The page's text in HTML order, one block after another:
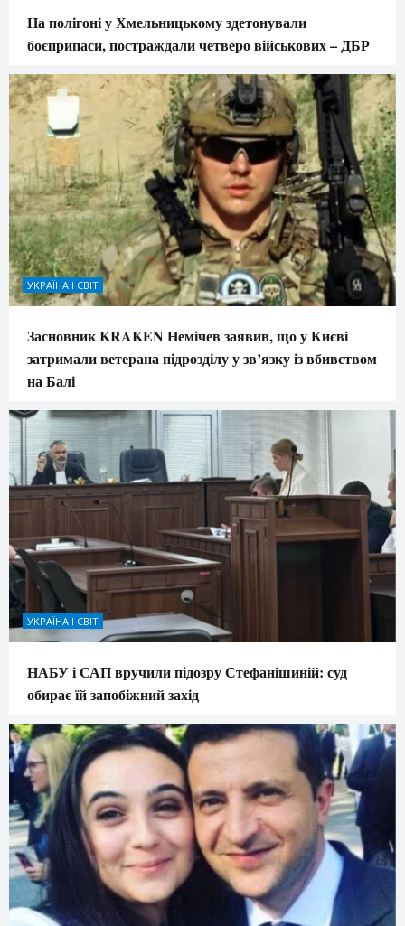
На полігоні у Хмельницькому здетонували
боєприпаси, постраждали четверо військових – ДБР
УКРАЇНА І СВІТ
Засновник KRAKEN Немічев заявив, що у Києві
затримали ветерана підрозділу у зв’язку із вбивством
на Балі
УКРАЇНА І СВІТ
НАБУ і САП вручили підозру Стефанішиній: суд
обирає їй запобіжний захід